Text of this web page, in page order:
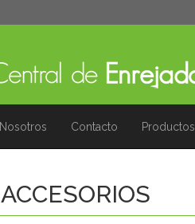
Nosotros Contacto Productos
ACCESORIOS